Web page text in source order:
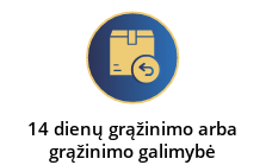
14 dienų grąžinimo arba
grąžinimo galimybė